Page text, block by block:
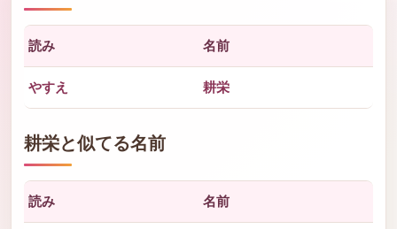
読み 名前
やすえ 耕栄
耕栄と似てる名前
読み 名前